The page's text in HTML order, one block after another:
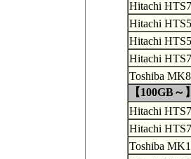
Hitachi
Hitachi
Hitachi
Hitachi
Toshiba
【100GB～】
Hitachi
Hitachi
Toshiba